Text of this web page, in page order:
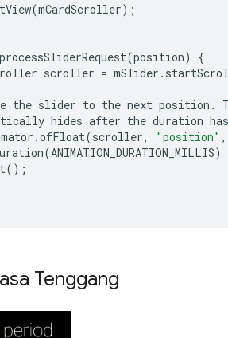
(mCardScroller);
processSliderRequest(position)
{
scroller = mSlider .
the slider to the next position .
hides after the duration has
.ofFloat(scroller, "position" ,
(ANIMATION_DURATION_MILLIS)
();
Tenggang